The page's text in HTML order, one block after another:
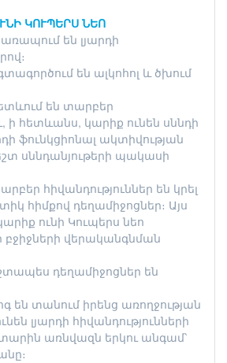
ԿՈՒՊԵՐՍ ՆԵՈ
են լյարդի
են ալկոհոլ և ծխում
են տարբեր
ի հետևանս, կարիք ունեն սննդի
ֆունկցիոնալ ակտիվության
սննդանյութերի պակասի
հիվանդություններ են կրել
հիմքով դեղամիջոցներ։ Այս
ունի Կուպերս նեո
բջիջների վերականգնման
դեղամիջոցներ են
են տանում իրենց առողջության
լյարդի հիվանդությունների
առնվազն երկու անգամ՝